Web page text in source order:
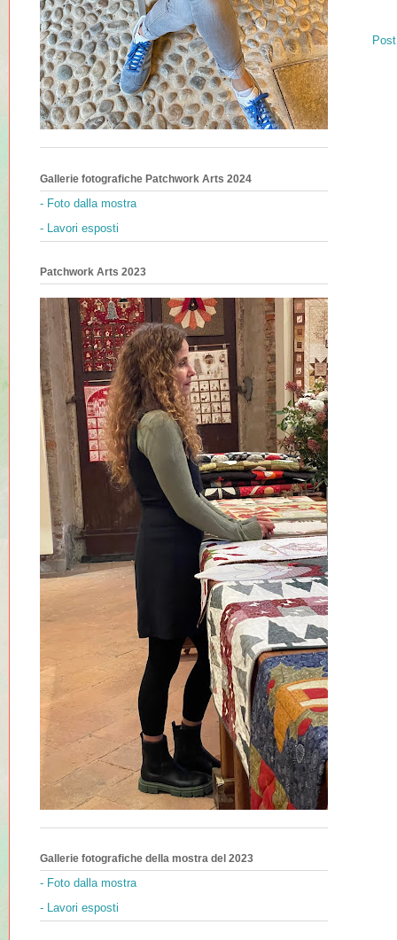
Gallerie fotografiche Patchwork Arts 2024
- Foto dalla mostra
- Lavori esposti
Patchwork Arts 2023
Gallerie fotografiche della mostra del 2023
- Foto dalla mostra
- Lavori esposti